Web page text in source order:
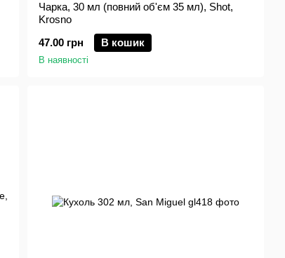
Чарка, 30 мл (повний об'єм 35 мл), Shot,
Krosno
47.00 грн
В кошик
В наявності